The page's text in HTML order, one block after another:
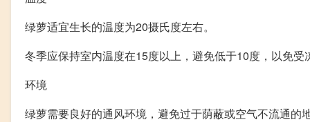
绿萝适宜生长的温度为20摄氏度左右。
冬季应保持室内温度在15度以上，避免低于10度，以免受
环境
绿萝需要良好的通风环境，避免过于荫蔽或空气不流通的